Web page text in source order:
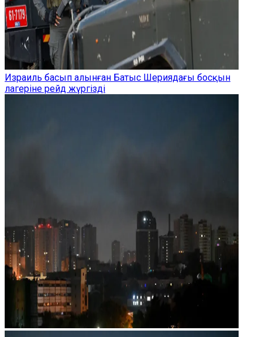
Израиль басып алынған Батыс Шериядағы босқын
лагеріне рейд жүргізді